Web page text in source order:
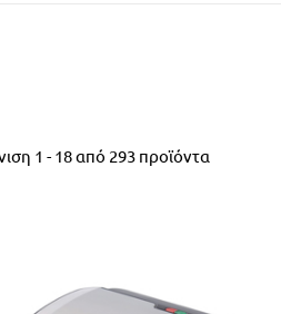
1 - 18από 293προϊόντα